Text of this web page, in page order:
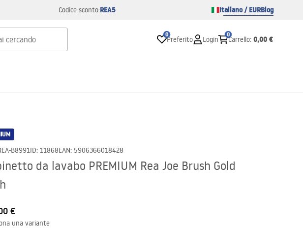
Codice sconto:REA5 Italiano / EURBlog
0
Preferito Login
0
Carrello: 0,00 €
B8991ID: 11868EAN: 5906366018428
da lavabo PREMIUM Rea Joe Brush Gold
€
una variante